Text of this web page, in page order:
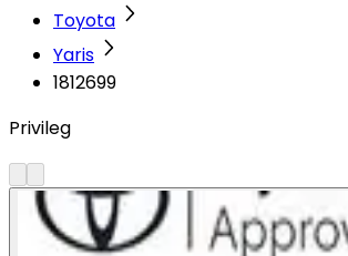
Toyota
Yaris
1812699
Privileg